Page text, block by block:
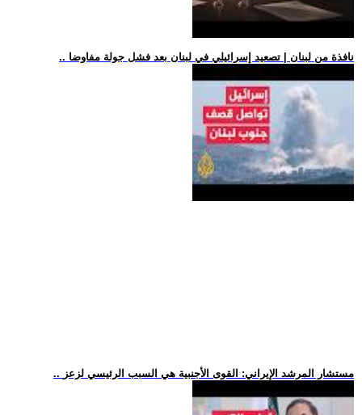
.. نافذة من لبنان | تصعيد إسرائيلي في لبنان بعد فشل جولة مفاوضا
.. مستشار المرشد الإيراني: القوى الأجنبية هي السبب الرئيسي لزعز